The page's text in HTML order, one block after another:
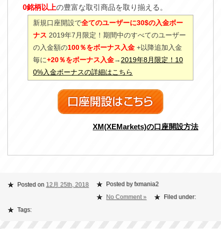
0銘柄以上の豊富な取引商品を取り揃える。
新規口座開設で全てのユーザーに30$の入金ボー
ナス 2019年7月限定！期間中のすべてのユーザー
の入金額の100％をボーナス入金 +以降追加入金
毎に+20％をボーナス入金→ 2019年8月限定！10
0%入金ボーナスの詳細はこちら
XM(XEMarkets)の口座開設方法
Posted on 12月 25th, 2018
Posted by fxmania2
No Comment »
Filed under:
Tags: